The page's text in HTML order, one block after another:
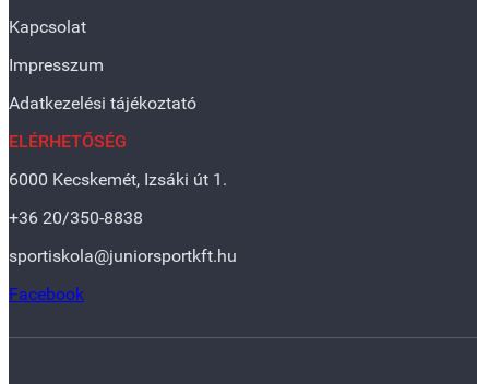
Kapcsolat
Impresszum
Adatkezelési tájékoztató
ELÉRHETŐSÉG
6000 Kecskemét, Izsáki út 1.
+36 20/350-8838
sportiskola@juniorsportkft.hu
Facebook